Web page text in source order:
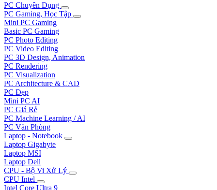
PC Chuyên Dụng
PC Gaming, Học Tập
Mini PC Gaming
Basic PC Gaming
PC Photo Editing
PC Video Editing
PC 3D Design, Animation
PC Rendering
PC Visualization
PC Architecture & CAD
PC Đẹp
Mini PC AI
PC Giá Rẻ
PC Machine Learning / AI
PC Văn Phòng
Laptop - Notebook
Laptop Gigabyte
Laptop MSI
Laptop Dell
CPU - Bộ Vi Xử Lý
CPU Intel
Intel Core Ultra 9